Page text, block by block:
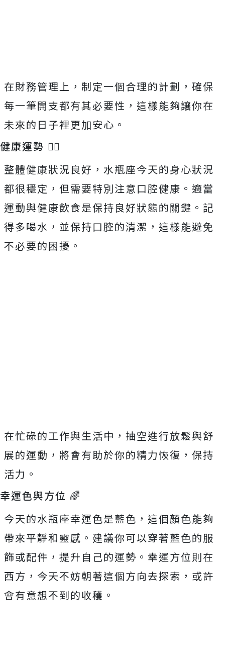
在財務管理上，制定一個合理的計劃，確保
每一筆開支都有其必要性，這樣能夠讓你在
未來的日子裡更加安心。
健康運勢 🏃‍♂️
整體健康狀況良好，水瓶座今天的身心狀況
都很穩定，但需要特別注意口腔健康。適當
運動與健康飲食是保持良好狀態的關鍵。記
得多喝水，並保持口腔的清潔，這樣能避免
不必要的困擾。
在忙碌的工作與生活中，抽空進行放鬆與舒
展的運動，將會有助於你的精力恢復，保持
活力。
幸運色與方位 🌈
今天的水瓶座幸運色是藍色，這個顏色能夠
帶來平靜和靈感。建議你可以穿著藍色的服
飾或配件，提升自己的運勢。幸運方位則在
西方，今天不妨朝著這個方向去探索，或許
會有意想不到的收穫。